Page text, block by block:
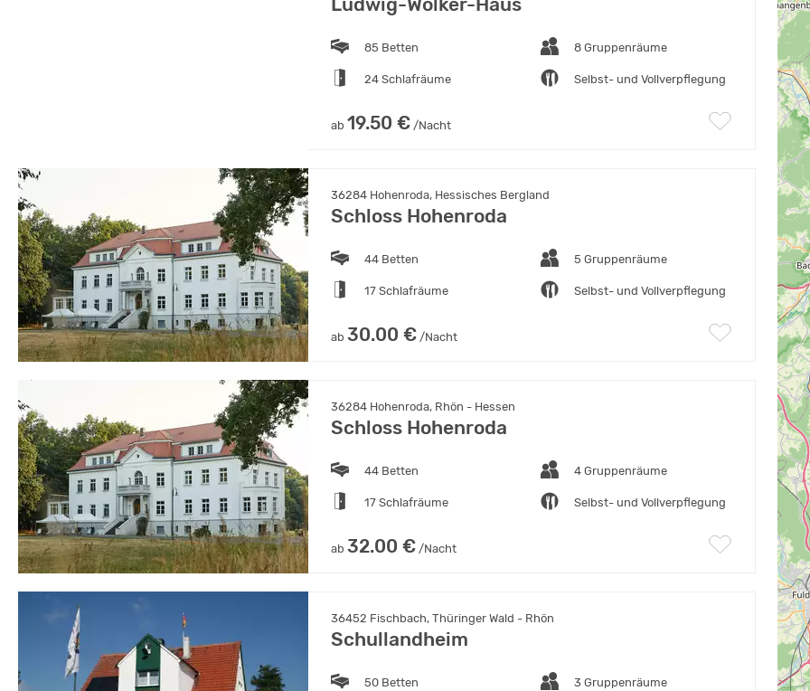
85 Betten 8 Gruppenräume
24 Schlafräume Selbst- und Vollverpflegung
ab 19.50 € /Nacht
36284 Hohenroda, Hessisches Bergland
Schloss Hohenroda
44 Betten 5 Gruppenräume
17 Schlafräume Selbst- und Vollverpflegung
ab 30.00 € /Nacht
36284 Hohenroda, Rhön - Hessen
Schloss Hohenroda
44 Betten 4 Gruppenräume
17 Schlafräume Selbst- und Vollverpflegung
ab 32.00 € /Nacht
36452 Fischbach, Thüringer Wald - Rhön
Schullandheim
50 Betten 3 Gruppenräume